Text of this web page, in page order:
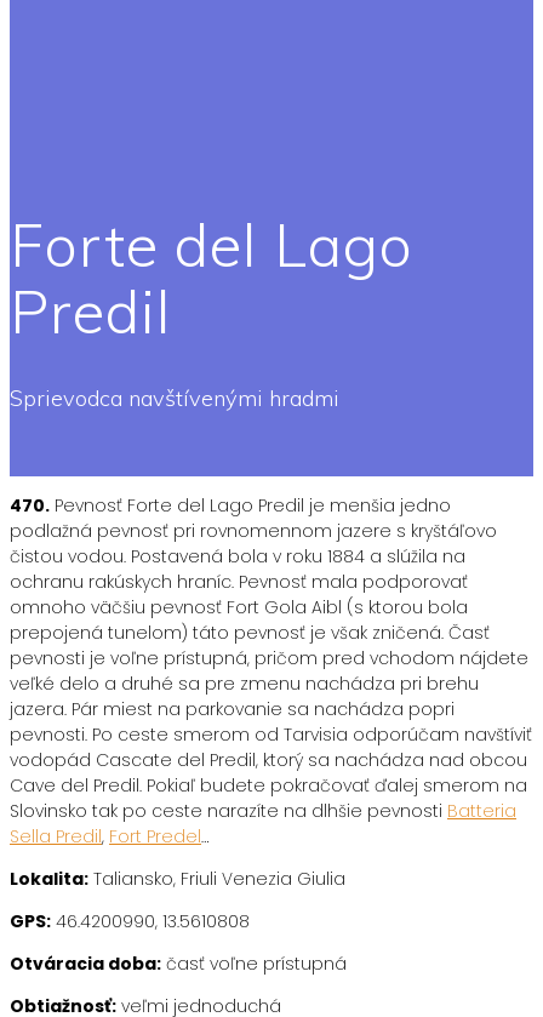
Forte del Lago
Predil
Sprievodca navštívenými hradmi
470. Pevnosť Forte del Lago Predil je menšia jedno
podlažná pevnosť pri rovnomennom jazere s kryštáľovo
čistou vodou. Postavená bola v roku 1884 a slúžila na
ochranu rakúskych hraníc. Pevnosť mala podporovať
omnoho väčšiu pevnosť Fort Gola Aibl (s ktorou bola
prepojená tunelom) táto pevnosť je však zničená. Časť
pevnosti je voľne prístupná, pričom pred vchodom nájdete
veľké delo a druhé sa pre zmenu nachádza pri brehu
jazera. Pár miest na parkovanie sa nachádza popri
pevnosti. Po ceste smerom od Tarvisia odporúčam navštíviť
vodopád Cascate del Predil, ktorý sa nachádza nad obcou
Cave del Predil. Pokiaľ budete pokračovať ďalej smerom na
Slovinsko tak po ceste narazíte na dlhšie pevnosti Batteria
Sella Predil, Fort Predel…
Lokalita: Taliansko, Friuli Venezia Giulia
GPS: 46.4200990, 13.5610808
Otváracia doba: časť voľne prístupná
Obtiažnosť: veľmi jednoduchá